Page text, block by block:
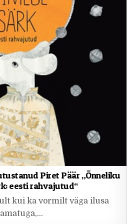
Piret Päär „Õnneliku
eesti rahvajutud“
kui ka vormilt väga ilusa